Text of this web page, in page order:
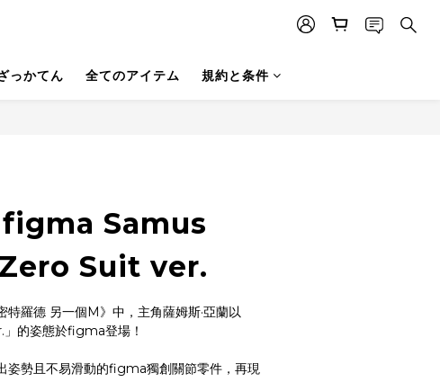
っかてん 全てのアイテム 規約と条件
Samus
Suit ver.
特羅德 另一個M》中，主角薩姆斯·亞蘭以
」的姿態於figma登場！
姿勢且不易滑動的figma獨創關節零件，再現